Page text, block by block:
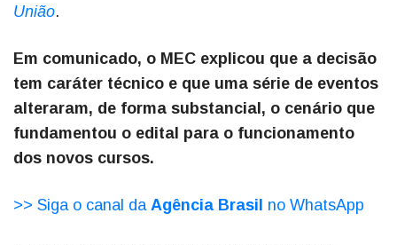
União.
Em comunicado, o MEC explicou que a decisão
tem caráter técnico e que uma série de eventos
alteraram, de forma substancial, o cenário que
fundamentou o edital para o funcionamento
dos novos cursos.
>> Siga o canal da Agência Brasil no WhatsApp